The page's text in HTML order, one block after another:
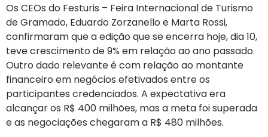
Os CEOs do Festuris – Feira Internacional de Turismo
de Gramado, Eduardo Zorzanello e Marta Rossi,
confirmaram que a edição que se encerra hoje, dia 10,
teve crescimento de 9% em relação ao ano passado.
Outro dado relevante é com relação ao montante
financeiro em negócios efetivados entre os
participantes credenciados. A expectativa era
alcançar os R$ 400 milhões, mas a meta foi superada
e as negociações chegaram a R$ 480 milhões.